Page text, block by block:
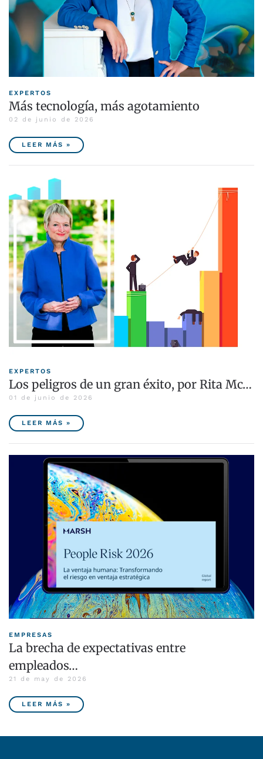
EXPERTOS
Más tecnología, más agotamiento
02 de junio de 2026
LEER MÁS »
EXPERTOS
Los peligros de un gran éxito, por Rita Mc…
01 de junio de 2026
LEER MÁS »
EMPRESAS
La brecha de expectativas entre
empleados…
21 de may de 2026
LEER MÁS »